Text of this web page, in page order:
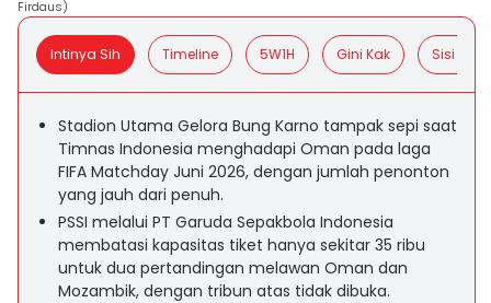
Firdaus)
Intinya Sih Timeline 5W1H Gini Kak Sisi
Stadion Utama Gelora Bung Karno tampak sepi saat
Timnas Indonesia menghadapi Oman pada laga
FIFA Matchday Juni 2026, dengan jumlah penonton
yang jauh dari penuh.
PSSI melalui PT Garuda Sepakbola Indonesia
membatasi kapasitas tiket hanya sekitar 35 ribu
untuk dua pertandingan melawan Oman dan
Mozambik, dengan tribun atas tidak dibuka.